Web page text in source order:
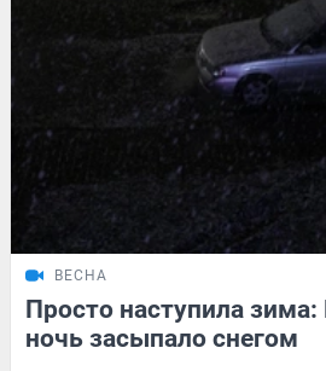
ВЕСНА
Просто наступила
ночь засыпало снегом